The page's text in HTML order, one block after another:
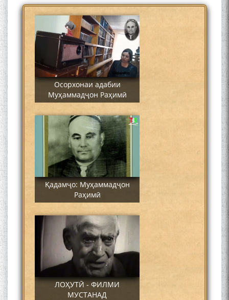
Осорхонаи адабии
Муҳаммадҷон Раҳимӣ
Қадамҷо: Муҳаммадҷон
Раҳимӣ
ЛОҲУТӢ - ФИЛМИ
МУСТАНАД